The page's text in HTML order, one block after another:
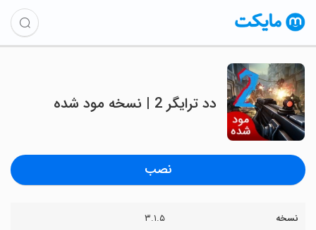
دد ترایگر 2 | نسخه مود شده
نصب
نسخه ۳.۱.۵